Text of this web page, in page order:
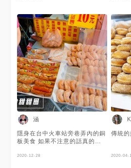
涵
隱身在台中火車站旁巷弄內的銅
板美食 如果不注意的話真的會
還是潛艇堡的麵衣都相當Q彈 潛
2020-12-28
傳統
2020-04-